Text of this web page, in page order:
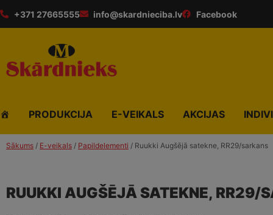
+371 27665555 info@skardnieciba.lv Facebook
PRODUKCIJA E-VEIKALS AKCIJAS
Sākums / E-veikals / Papildelementi / Ruukki Augšējā satekne, RR29/sarkans
RUUKKI AUGŠĒJĀ SATEKNE, RR29/